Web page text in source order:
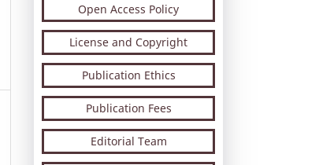
Open Access Policy
License and Copyright
Publication Ethics
Publication Fees
Editorial Team